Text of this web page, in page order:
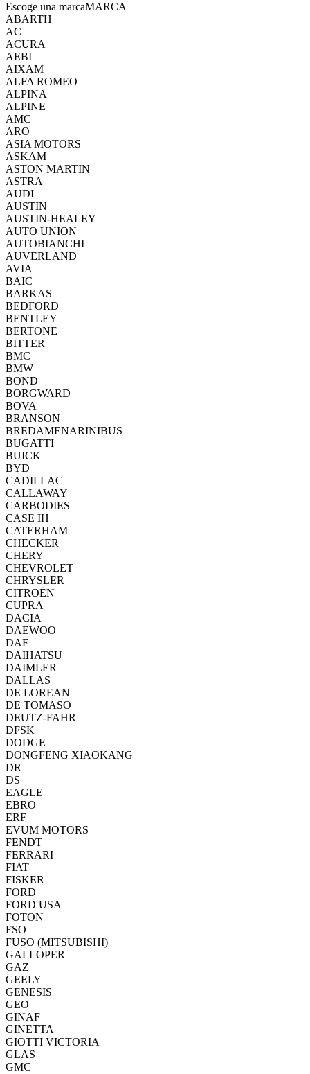
Escoge una marcaMARCA
ABARTH
AC
ACURA
AEBI
AIXAM
ALFA ROMEO
ALPINA
ALPINE
AMC
ARO
ASIA MOTORS
ASKAM
ASTON MARTIN
ASTRA
AUDI
AUSTIN
AUSTIN-HEALEY
AUTO UNION
AUTOBIANCHI
AUVERLAND
AVIA
BAIC
BARKAS
BEDFORD
BENTLEY
BERTONE
BITTER
BMC
BMW
BOND
BORGWARD
BOVA
BRANSON
BREDAMENARINIBUS
BUGATTI
BUICK
BYD
CADILLAC
CALLAWAY
CARBODIES
CASE IH
CATERHAM
CHECKER
CHERY
CHEVROLET
CHRYSLER
CITROËN
CUPRA
DACIA
DAEWOO
DAF
DAIHATSU
DAIMLER
DALLAS
DE LOREAN
DE TOMASO
DEUTZ-FAHR
DFSK
DODGE
DONGFENG XIAOKANG
DR
DS
EAGLE
EBRO
ERF
EVUM MOTORS
FENDT
FERRARI
FIAT
FISKER
FORD
FORD USA
FOTON
FSO
FUSO (MITSUBISHI)
GALLOPER
GAZ
GEELY
GENESIS
GEO
GINAF
GINETTA
GIOTTI VICTORIA
GLAS
GMC